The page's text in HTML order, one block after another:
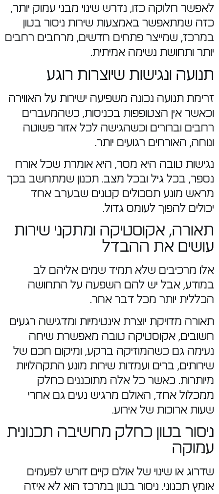
לאפשר חלוקה כזו, נדרש שינוי מבני עמוק יותר,
כזה שמתאפשר באמצעות שירות ניסור בטון
במרכז, שמייצר פתחים חדשים, מרחבים רחבים
יותר ותחושת נשימה אמיתית.
תנועה ונגישות שיוצרות רוגע
זרימת תנועה נכונה משפיעה ישירות על האווירה
וכאשר אין הצטופפות בכניסות, כשהמעברים
רחבים וברורים וכשהגישה לכל אזור פשוטה
ונוחה, האורחים רגועים יותר.
נגישות טובה היא מסר, היא אומרת שכל אורח
נספר, בכל גיל ובכל מצב. תכנון שמתחשב בכך
מראש מונע תסכולים קטנים שבערב אחד
יכולים להפוך לעומס גדול.
תאורה, אקוסטיקה ומתקני שירות
עושים את ההבדל
אלו מרכיבים שלא תמיד שמים אליהם לב
במודע, אבל יש להם השפעה על התחושה
הכללית יותר מכל דבר אחר.
תאורה מדויקת יוצרת אינטימיות ומדגישה רגעים
חשובים, אקוסטיקה טובה מאפשרת שיחה
נעימה גם כשהמוזיקה ברקע, ומיקום חכם של
שירותים, ברים ועמדות שירות מונע התקהלויות
מיותרות. כאשר כל אלה מתוכננים כחלק
ממכלול אחד, האולם מרגיש נעים גם אחרי
שעות ארוכות של אירוע.
ניסור בטון כחלק מחשיבה תכנונית
עמוקה
שדרוג או שינוי של אולם קיים דורש לפעמים
אומץ תכנוני. ניסור בטון במרכז הוא לא איזה